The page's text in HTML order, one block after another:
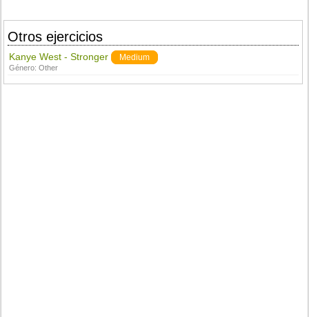
Otros ejercicios
Kanye West - Stronger Medium
Género:Other